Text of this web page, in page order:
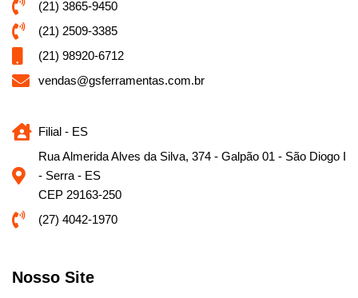
(21) 3865-9450
(21) 2509-3385
(21) 98920-6712
vendas@gsferramentas.com.br
Filial - ES
Rua Almerida Alves da Silva, 374 - Galpão 01 - São Diogo I
- Serra - ES
CEP 29163-250
(27) 4042-1970
Nosso Site